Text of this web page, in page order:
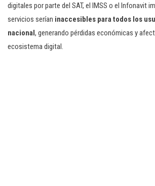
digitales por parte del SAT, el IMSS o el Infonavit
servicios serían inaccesibles para todos los
nacional, generando pérdidas económicas y
ecosistema digital.